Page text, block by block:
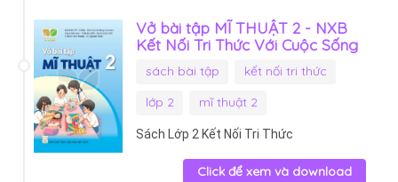
Vở bài tập MĨ THUẬT 2 - NXB
Kết Nối Tri Thức Với Cuộc Sống
sách bài tập
kết nối tri thức
lớp 2
mĩ thuật 2
Sách Lớp 2 Kết Nối Tri Thức
Click để xem và download